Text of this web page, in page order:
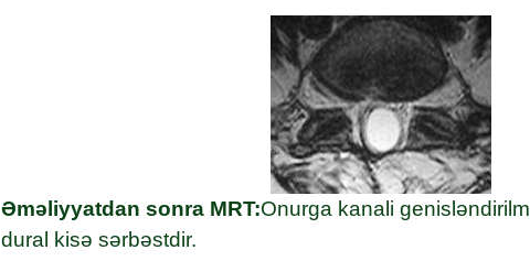
Əməliyyatdan sonra MRT:Onurga kanali
dural kisə sərbəstdir.